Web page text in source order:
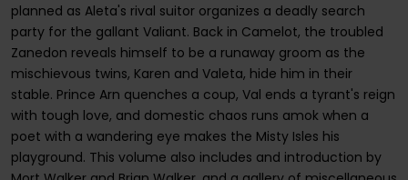
planned as Aleta's rival suitor organizes a deadly search
party for the gallant Valiant. Back in Camelot, the troubled
Zanedon reveals himself to be a runaway groom as the
mischievous twins, Karen and Valeta, hide him in their
stable. Prince Arn quenches a coup, Val ends a tyrant's reign
with tough love, and domestic chaos runs amok when a
poet with a wandering eye makes the Misty Isles his
playground. This volume also includes and introduction by